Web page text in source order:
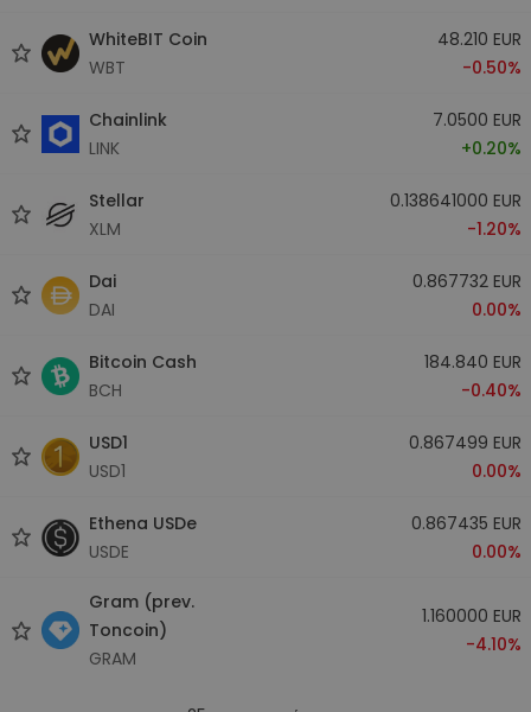
WhiteBIT Coin
WBT
48.210 EUR
-0.50%
Chainlink
LINK
7.0500 EUR
+0.20%
Stellar
XLM
0.138641000 EUR
-1.20%
Dai
DAI
0.867732 EUR
0.00%
Bitcoin Cash
BCH
184.840 EUR
-0.40%
USD1
USD1
0.867499 EUR
0.00%
Ethena USDe
USDE
0.867435 EUR
0.00%
Gram (prev.
Toncoin)
GRAM
1.160000 EUR
-4.10%